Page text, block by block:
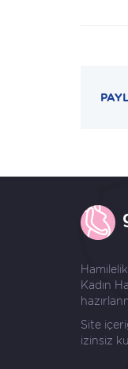
Kadın
Site
izinsiz